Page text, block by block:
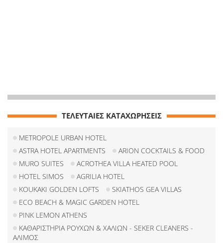
ΤΕΛΕΥΤΑΙΕΣ ΚΑΤΑΧΩΡΗΣΕΙΣ
METROPOLE URBAN HOTEL
ASTRA HOTEL APARTMENTS
ARION COCKTAILS & FOOD
MURO SUITES
ACROTHEA VILLA HEATED POOL
HOTEL SIMOS
AGRILIA HOTEL
KOUKAKI GOLDEN LOFTS
SKIATHOS GEA VILLAS
ECO BEACH & MAGIC GARDEN HOTEL
PINK LEMON ATHENS
ΚΑΘΑΡΙΣΤΗΡΙΑ ΡΟΥΧΩΝ & ΧΑΛΙΩΝ - SEKER CLEANERS -
ΑΛΙΜΟΣ